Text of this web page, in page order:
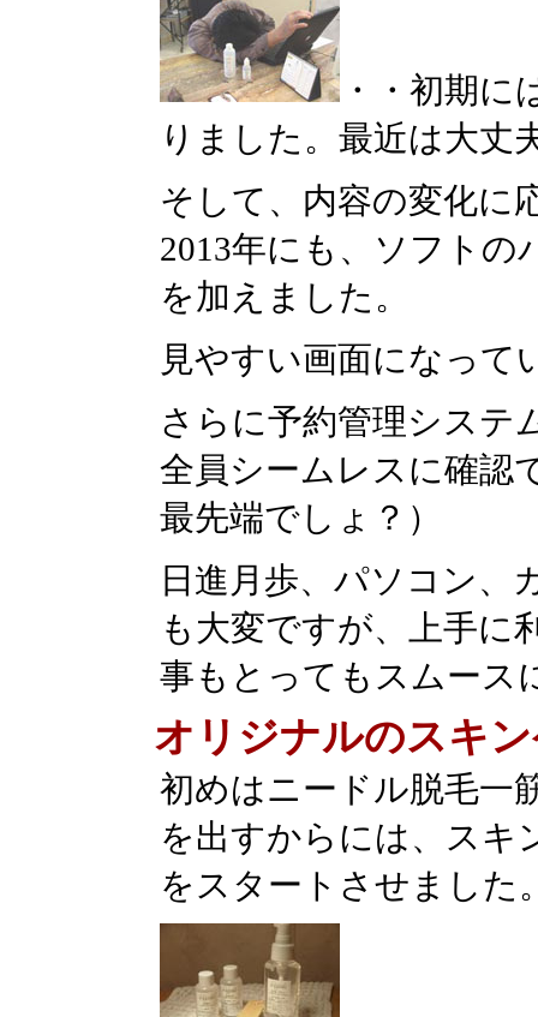
・・初期に
りました。最近は大丈
そして、内容の変化に
2013年にも、ソフトの
を加えました。
見やすい画面になって
さらに予約管理システ
全員シームレスに確認
最先端でしょ？）
日進月歩、パソコン、
も大変ですが、上手に
事もとってもスムース
オリジナルのスキ
初めはニードル脱毛一
を出すからには、スキ
をスタートさせました